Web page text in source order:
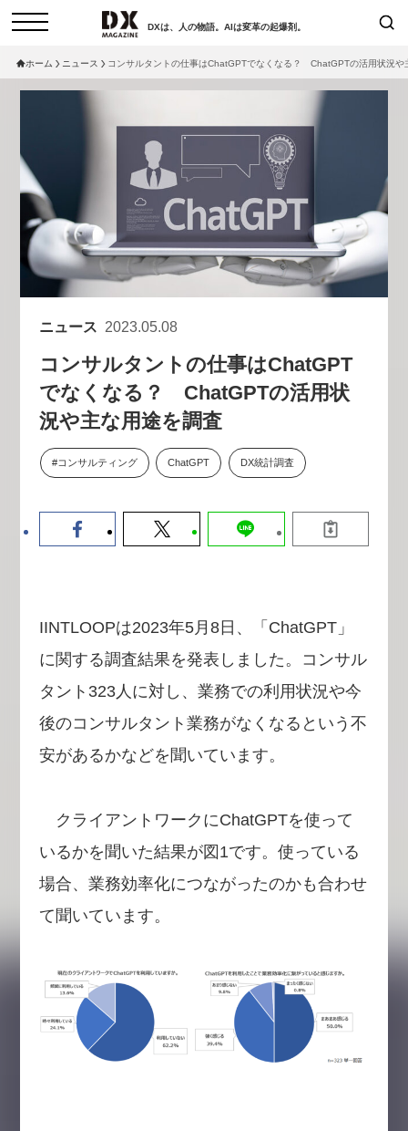
DXは、人の物語。AIは変革の起爆剤。
ニュース
サービスメニュー 日本オムニチャネル協会
トップページ
特集
動画
サイトマップ
お問い合わせ
個人情報保護法について
採用情報
検索
現在開催予定のセミナー
セミナー
【8/12開催】「イノベーションを
数値化する」～投資される事業の
学ぶ資金調達・巻き込みのリアル
2026-06-10
セミナー
【9/30開催】AIで何でもできる時
ャリアが求められるのか
ホーム ニュース コンサルタントの仕事はChatGPTでなくなる？ ChatGPTの活用状況や
ニュース 2023.05.08
コンサルタントの仕事はChatGPT
でなくなる？ ChatGPTの活用状
況や主な用途を調査
#コンサルティング ChatGPT DX統計調査
IINTLOOPは2023年5月8日、「ChatGPT」
に関する調査結果を発表しました。コンサル
タント323人に対し、業務での利用状況や今
後のコンサルタント業務がなくなるという不
安があるかなどを聞いています。
クライアントワークにChatGPTを使って
いるかを聞いた結果が図1です。使っている
場合、業務効率化につながったのかも合わせ
て聞いています。